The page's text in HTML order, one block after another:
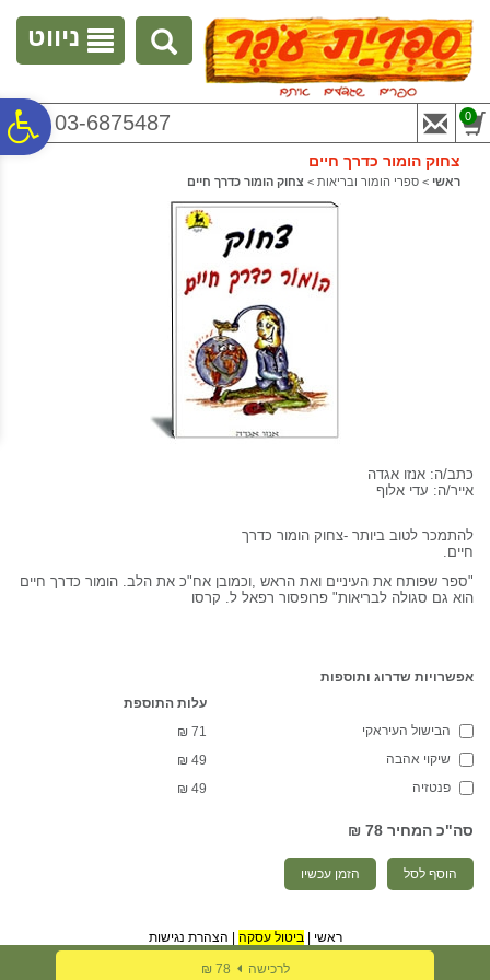
נגישות
אתר
המרכזי
ניווט
03-6875487 0
צחוק הומור כדרך חיים
ראשי > ספרי הומור ובריאות > צחוק הומור כדרך חיים
כתב/ה: אנזו אגדה
אייר/ה: עדי אלוף
להתמכר לטוב ביותר -צחוק הומור כדרך
חיים.
"ספר שפותח את העיניים ואת הראש ,וכמובן אח"כ את הלב. הומור כדרך חיים
הוא גם סגולה לבריאות" פרופסור רפאל ל. קרסו
אפשרויות שדרוג ותוספות
עלות התוספת
הבישול העיראקי
71
₪
שיקוי אהבה
49
₪
פנטזיה
49
₪
סה"כ המחיר 78 ₪
הוסף לסל הזמן עכשיו
ראשי |ביטול עסקה הצהרת נגישות
לרכישה 78 ₪